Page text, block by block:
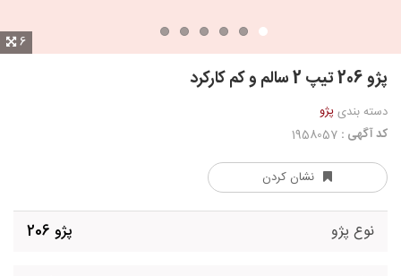
6
پژو 206 تیپ 2 سالم و کم کارکرد
دسته بندیپژو
کد آگهی :
نشان کردن
نوع پژو پژو 206